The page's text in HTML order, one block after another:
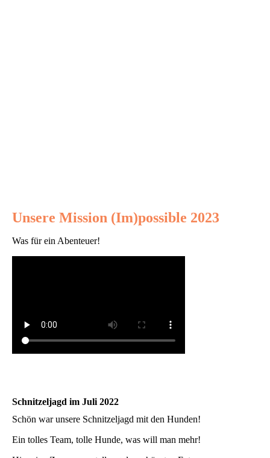
Unsere Mission (Im)possible 2023
Was für ein Abenteuer!
Schnitzeljagd im Juli 2022
Schön war unsere Schnitzeljagd mit den Hunden!
Ein tolles Team, tolle Hunde, was will man mehr!